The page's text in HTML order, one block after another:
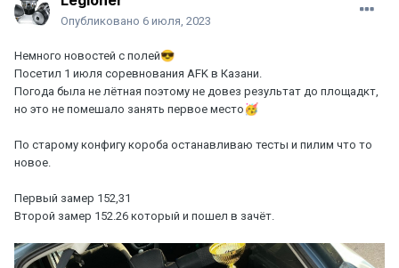
Опубликовано 6 июля, 2023
Немного новостей с полей😎
Посетил 1 июля соревнования AFK в Казани.
Погода была не лётная поэтому не довез результат до площадкт,
но это не помешало занять первое место 🥳
По старому конфигу короба останавливаю тесты и пилим что то
новое.
Первый замер 152,31
Второй замер 152.26 который и пошел в зачёт.